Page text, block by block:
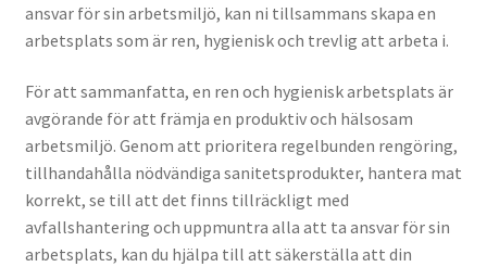
ansvar för sin arbetsmiljö, kan ni tillsammans skapa en
arbetsplats som är ren, hygienisk och trevlig att arbeta i.
För att sammanfatta, en ren och hygienisk arbetsplats är
avgörande för att främja en produktiv och hälsosam
arbetsmiljö. Genom att prioritera regelbunden rengöring,
tillhandahålla nödvändiga sanitetsprodukter, hantera mat
korrekt, se till att det finns tillräckligt med
avfallshantering och uppmuntra alla att ta ansvar för sin
arbetsplats, kan du hjälpa till att säkerställa att din